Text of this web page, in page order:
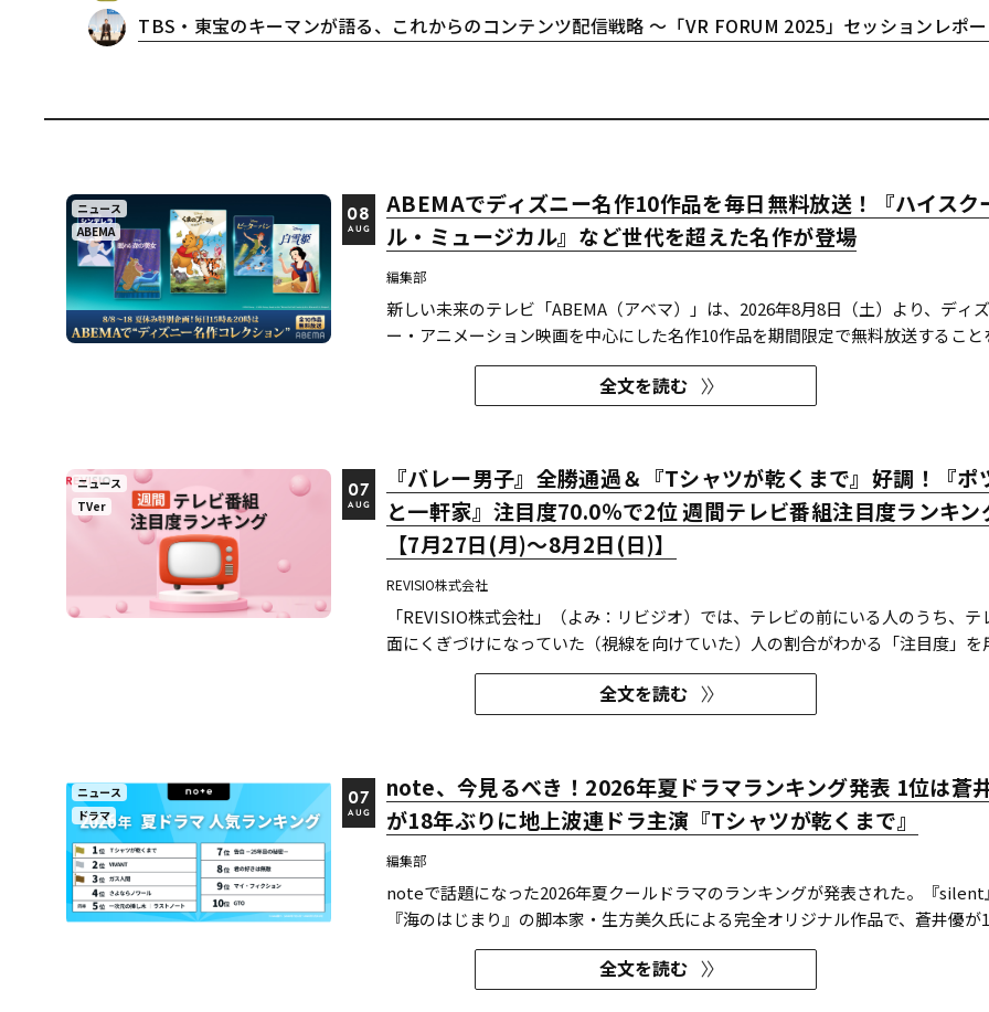
TBS・東宝のキーマンが語る、これからのコンテンツ配信戦略 〜「VR FORUM 2025」セッションレポート（3）
ニュース
ABEMA
ABEMAでディズニー名作10作品を毎日無料放送！『ハイスク
ル・ミュージカル』など世代を超えた名作が登場
編集部
08
AUG
新しい未来のテレビ「ABEMA（アベマ）」は、2026年8月8日（土）より、ディ
ー・アニメーション映画を中心にした名作10作品を期間限定で無料放送すること
全文を読む
ニュース
TVer
『バレー男子』全勝通過＆『Tシャツが乾くまで』好調！『ポ
と一軒家』注目度70.0％で2位 週間テレビ番組注目度ランキン
【7月27日(月)～8月2日(日)】
REVISIO株式会社
07
AUG
「REVISIO株式会社」（よみ：リビジオ）では、テレビの前にいる人のうち、テ
面にくぎづけになっていた（視線を向けていた）人の割合がわかる「注目度」を
て、「個人全体」ならびにREVISIOで定義した「コア視聴層（男女13歳～49歳）
テレビ番組ランキングを公開している。
全文を読む
ニュース
ドラマ
note、今見るべき！2026年夏ドラマランキング発表 1位は蒼
が18年ぶりに地上波連ドラ主演『Tシャツが乾くまで』
編集部
07
AUG
noteで話題になった2026年夏クールドラマのランキングが発表された。『silent
『海のはじまり』の脚本家・生方美久氏による完全オリジナル作品で、蒼井優が
ぶりに地上波連続ドラマの主演を務めた『Tシャツが乾くまで』が第1位に輝いた。
た今回、Netflixの『ガス人間』が3位にランクイン。春クールの『九条の大罪』に
き、2クール...
全文を読む